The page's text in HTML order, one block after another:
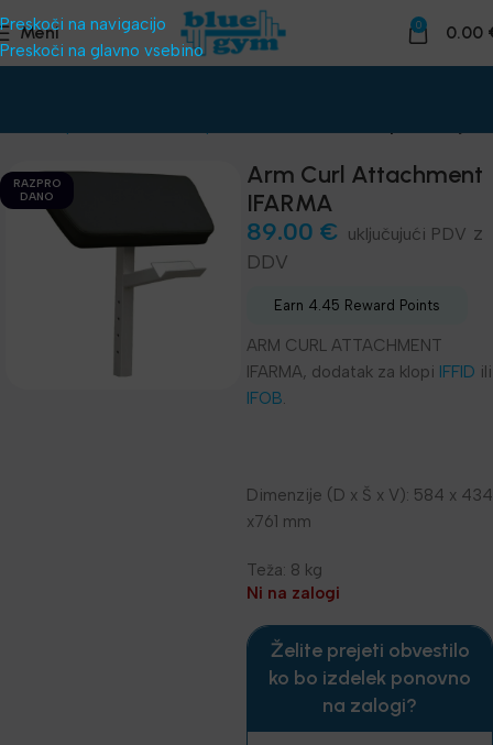
Preskoči na navigacijo
Preskoči na glavno vsebino
Meni 0 0.00
RAZPRO
DANO
Arm Curl Attachment
IFARMA
89.00 €
z
DDV
Earn 4.45 Reward Points
ARM CURL ATTACHMENT
IFARMA, dodatak za klopi IFFID ili
IFOB.
Dimenzije (D x Š x V): 584 x 434
x761 mm
Teža: 8 kg
Ni na zalogi
Želite prejeti obvestilo
ko bo izdelek ponovno
na zalogi?